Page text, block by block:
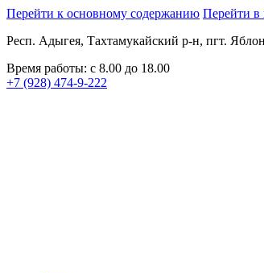
Перейти к основному содержанию Перейти в
Респ. Адыгея, Тахтамукайский р-н, пгт.
Время работы: с 8.00 до 18.00
+7 (928) 474-9-222